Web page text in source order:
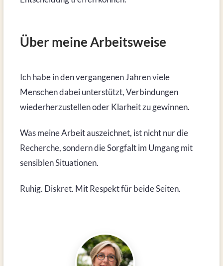
Über meine Arbeitsweise
Ich habe in den vergangenen Jahren viele
Menschen dabei unterstützt, Verbindungen
wiederherzustellen oder Klarheit zu gewinnen.
Was meine Arbeit auszeichnet, ist nicht nur die
Recherche, sondern die Sorgfalt im Umgang mit
sensiblen Situationen.
Ruhig. Diskret. Mit Respekt für beide Seiten.